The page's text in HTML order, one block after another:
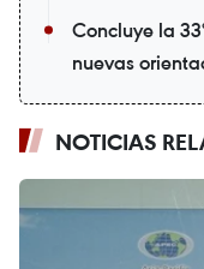
Concluye la
nuevas
NOTICIAS